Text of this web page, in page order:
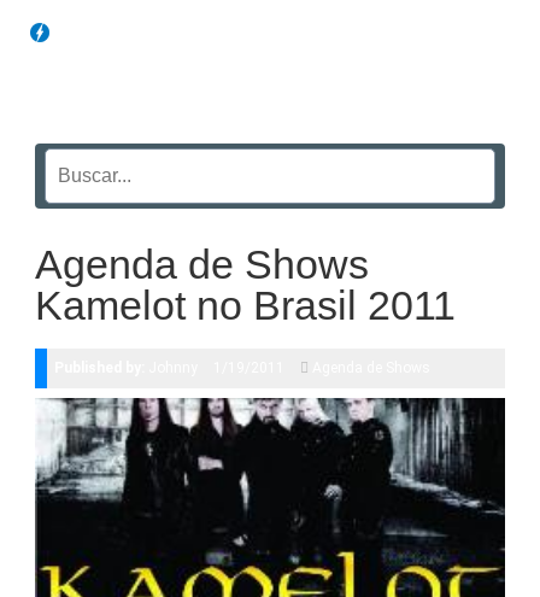
Agenda de Shows
Kamelot no Brasil 2011